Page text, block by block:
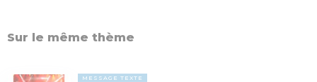
Sur le même thème
MESSAGE TEXTE